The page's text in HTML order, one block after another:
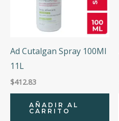
Ad Cutalgan Spray 100Ml
11L
$412.83
AÑADIR AL
CARRITO